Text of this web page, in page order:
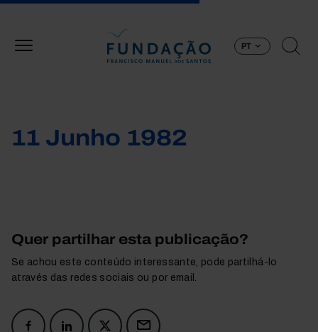
PT
11 Junho 1982
Quer partilhar esta publicação?
Se achou este conteúdo interessante, pode partilhá-lo
através das redes sociais ou por email.